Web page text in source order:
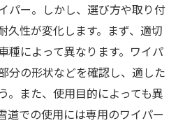
パー。しかし、選び方や取り付
久性が変化します。まず、適切
種によって異なります。ワイパ
分の形状などを確認し、適した
。また、使用目的によっても異
道での使用には専用のワイパー